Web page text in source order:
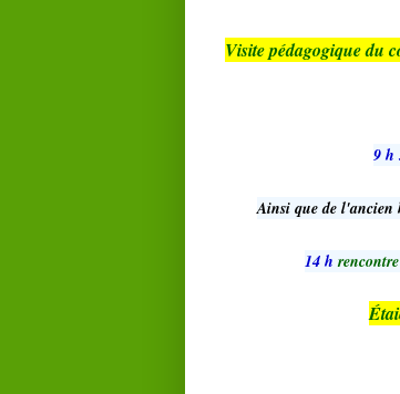
Visite pédagogique du
9 h
Ainsi que de l'ancien
14 h